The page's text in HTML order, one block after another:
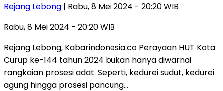
Rejang Lebong | Rabu, 8 Mei 2024 - 20:20 WIB
Rabu, 8 Mei 2024 - 20:20 WIB
Rejang Lebong, Kabarindonesia.co Perayaan HUT Kota
Curup ke-144 tahun 2024 bukan hanya diwarnai
rangkaian prosesi adat. Seperti, kedurei sudut, kedurei
agung hingga prosesi pancung…